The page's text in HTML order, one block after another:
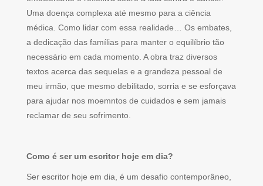
Uma doença complexa até mesmo para a ciência
médica. Como lidar com essa realidade… Os embates,
a dedicação das famílias para manter o equilíbrio tão
necessário em cada momento. A obra traz diversos
textos acerca das sequelas e a grandeza pessoal de
meu irmão, que mesmo debilitado, sorria e se esforçava
para ajudar nos moemntos de cuidados e sem jamais
reclamar de seu sofrimento.
Como é ser um escritor hoje em dia?
Ser escritor hoje em dia, é um desafio contemporâneo,